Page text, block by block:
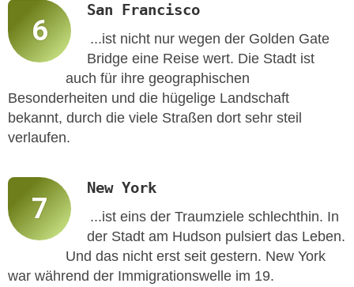
San Francisco
...ist nicht nur wegen der Golden Gate
Bridge eine Reise wert. Die Stadt ist
auch für ihre geographischen
Besonderheiten und die hügelige Landschaft
bekannt, durch die viele Straßen dort sehr steil
verlaufen.
New York
...ist eins der Traumziele schlechthin. In
der Stadt am Hudson pulsiert das Leben.
Und das nicht erst seit gestern. New York
war während der Immigrationswelle im 19.